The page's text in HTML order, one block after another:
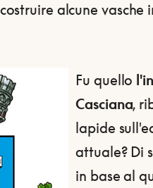
alcune vasche
Fu quello
Casciana,
lapide
attuale? Di
in base al